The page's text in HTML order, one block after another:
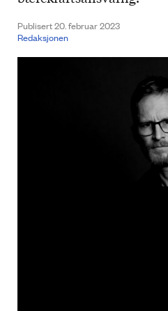
Publisert 20. februar 2023
Redaksjonen